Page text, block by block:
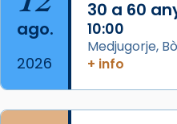
Foto
View on Facebook ·
ago.
2026
30 a 60
10:00
Medjugorje,
+ info